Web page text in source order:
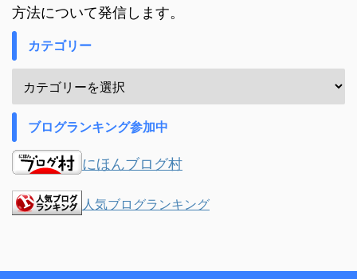
方法について発信します。
カテゴリー
ブログランキング参加中
にほんブログ村
人気ブログランキング